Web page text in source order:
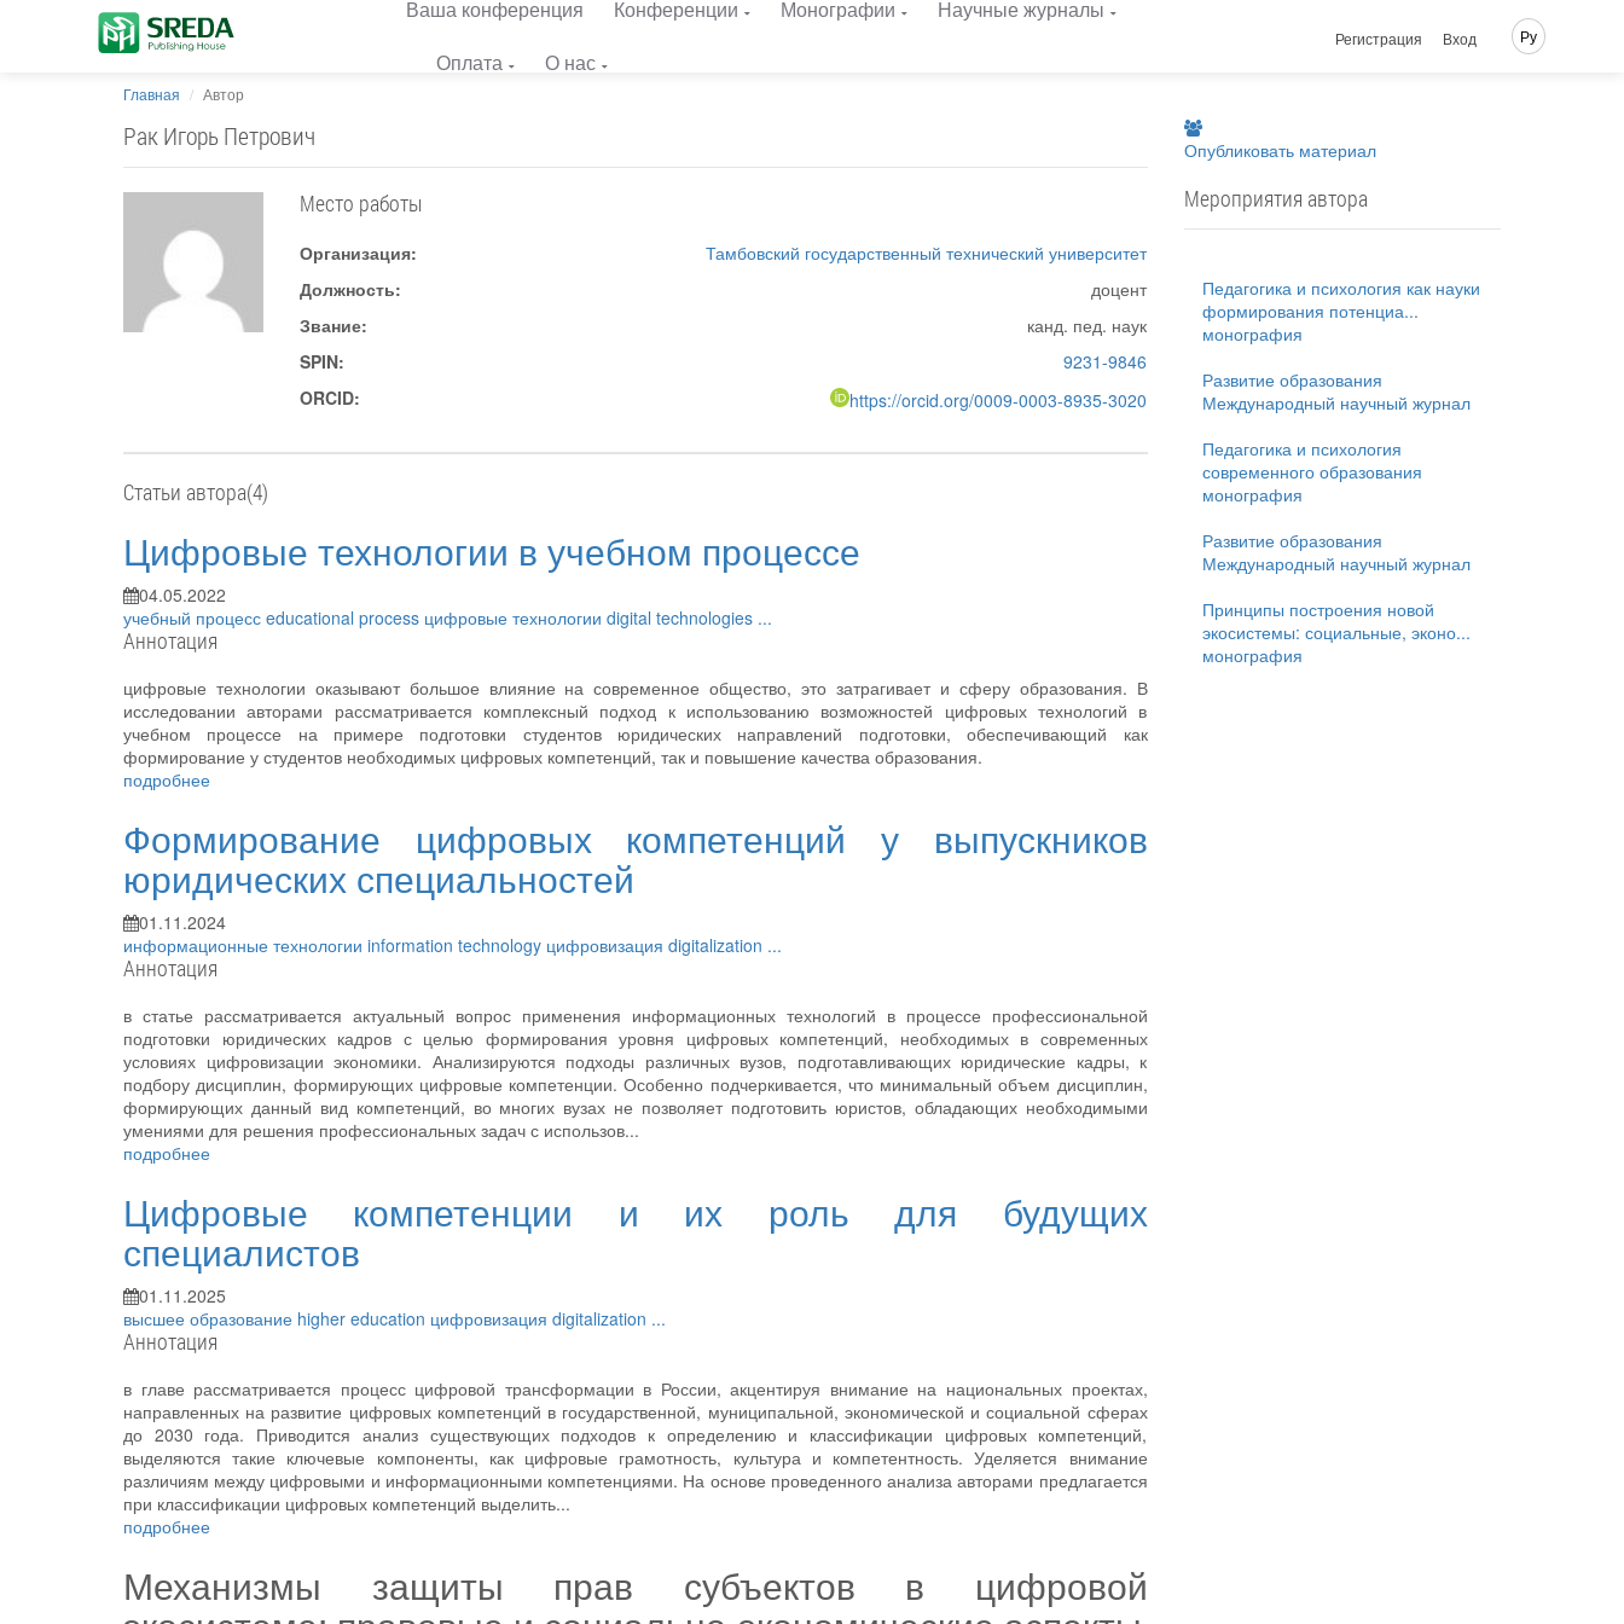
Ваша конференция Конференции Монографии
Научные журналы
Оплата
О нас
Регистрация Вход Ру
Главная Автор
Рак Игорь Петрович
Место работы
Организация:
Тамбовский государственный технический университет
Должность:
доцент
Звание:
канд. пед. наук
SPIN:
9231-9846
ORCID:
https://orcid.org/0009-0003-8935-3020
Статьи автора(4)
Цифровые технологии в учебном процессе
04.05.2022
учебный процесс educational process цифровые технологии digital technologies ...
Аннотация
цифровые технологии оказывают большое влияние на современное общество, это затрагивает и сферу образования. В
исследовании авторами рассматривается комплексный подход к использованию возможностей цифровых технологий в
учебном процессе на примере подготовки студентов юридических направлений подготовки, обеспечивающий как
формирование у студентов необходимых цифровых компетенций, так и повышение качества образования.
подробнее
Формирование цифровых компетенций у выпускников
юридических специальностей
01.11.2024
информационные технологии information technology цифровизация digitalization ...
Аннотация
в статье рассматривается актуальный вопрос применения информационных технологий в процессе профессиональной
подготовки юридических кадров с целью формирования уровня цифровых компетенций, необходимых в современных
условиях цифровизации экономики. Анализируются подходы различных вузов, подготавливающих юридические кадры, к
подбору дисциплин, формирующих цифровые компетенции. Особенно подчеркивается, что минимальный объем дисциплин,
формирующих данный вид компетенций, во многих вузах не позволяет подготовить юристов, обладающих необходимыми
умениями для решения профессиональных задач с использов...
подробнее
Цифровые компетенции и их роль для будущих
специалистов
01.11.2025
высшее образование higher education цифровизация digitalization ...
Аннотация
в главе рассматривается процесс цифровой трансформации в России, акцентируя внимание на национальных проектах,
направленных на развитие цифровых компетенций в государственной, муниципальной, экономической и социальной сферах
до 2030 года. Приводится анализ существующих подходов к определению и классификации цифровых компетенций,
выделяются такие ключевые компоненты, как цифровые грамотность, культура и компетентность. Уделяется внимание
различиям между цифровыми и информационными компетенциями. На основе проведенного анализа авторами предлагается
при классификации цифровых компетенций выделить...
подробнее
Механизмы защиты прав субъектов в цифровой
Опубликовать материал
Мероприятия автора
Педагогика и психология как науки
формирования потенциа...
монография
Развитие образования
Международный научный журнал
Педагогика и психология
современного образования
монография
Развитие образования
Международный научный журнал
Принципы построения новой
экосистемы: социальные, эконо...
монография